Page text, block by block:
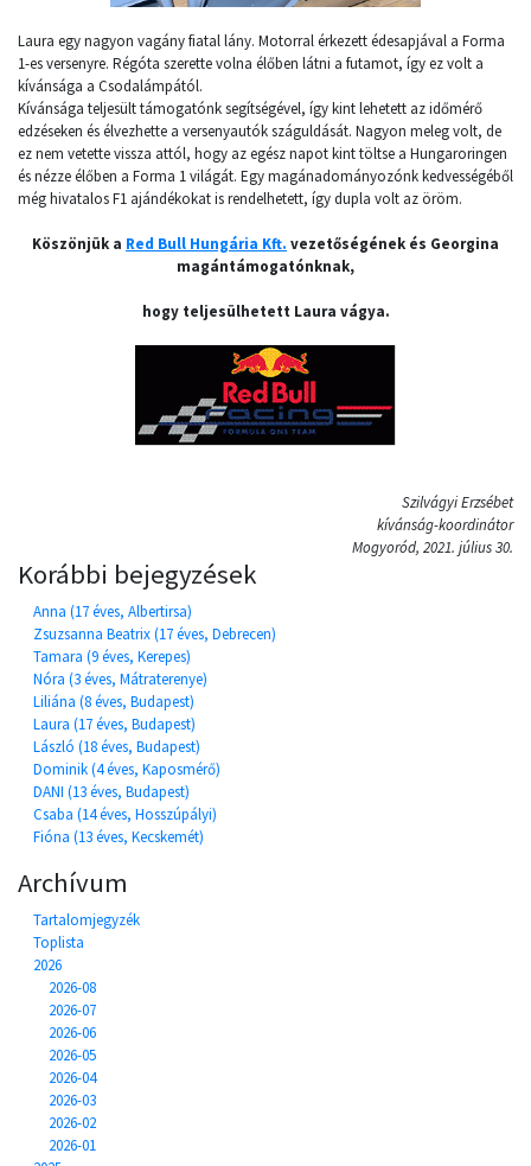
Laura egy nagyon vagány fiatal lány. Motorral érkezett édesapjával a Forma
1-es versenyre. Régóta szerette volna élőben látni a futamot, így ez volt a
kívánsága a Csodalámpától.
Kívánsága teljesült támogatónk segítségével, így kint lehetett az időmérő
edzéseken és élvezhette a versenyautók száguldását. Nagyon meleg volt, de
ez nem vetette vissza attól, hogy az egész napot kint töltse a Hungaroringen
és nézze élőben a Forma 1 világát. Egy magánadományozónk kedvességéből
még hivatalos F1 ajándékokat is rendelhetett, így dupla volt az öröm.
Köszönjük a Red Bull Hungária Kft. vezetőségének és Georgina
magántámogatónknak,
hogy teljesülhetett Laura vágya.
Szilvágyi Erzsébet
kívánság-koordinátor
Mogyoród, 2021. július 30.
Korábbi bejegyzések
Anna (17 éves, Albertirsa)
Zsuzsanna Beatrix (17 éves, Debrecen)
Tamara (9 éves, Kerepes)
Nóra (3 éves, Mátraterenye)
Liliána (8 éves, Budapest)
Laura (17 éves, Budapest)
László (18 éves, Budapest)
Dominik (4 éves, Kaposmérő)
DANI (13 éves, Budapest)
Csaba (14 éves, Hosszúpályi)
Fióna (13 éves, Kecskemét)
Archívum
Tartalomjegyzék
Toplista
2026
2026-08
2026-07
2026-06
2026-05
2026-04
2026-03
2026-02
2026-01